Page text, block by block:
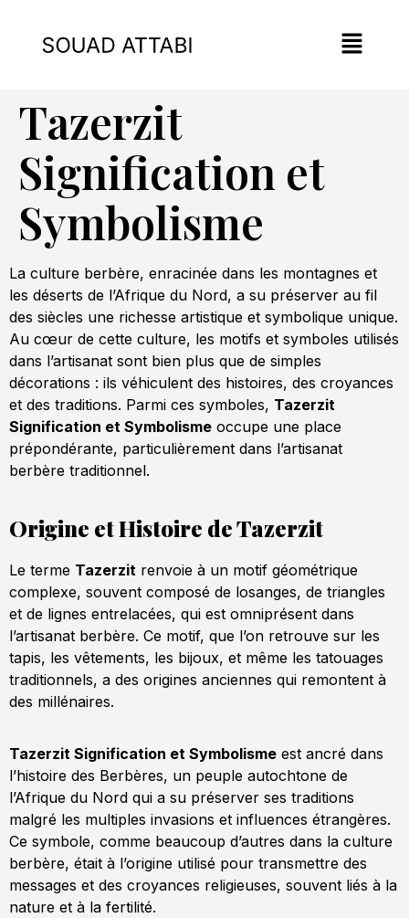
Tazerzit
Signification et
Symbolisme
La culture berbère, enracinée dans les montagnes et
les déserts de l’Afrique du Nord, a su préserver au fil
des siècles une richesse artistique et symbolique unique.
Au cœur de cette culture, les motifs et symboles utilisés
dans l’artisanat sont bien plus que de simples
décorations : ils véhiculent des histoires, des croyances
et des traditions. Parmi ces symboles, Tazerzit
Signification et Symbolisme occupe une place
prépondérante, particulièrement dans l’artisanat
berbère traditionnel.
Origine et Histoire de Tazerzit
Le terme Tazerzit renvoie à un motif géométrique
complexe, souvent composé de losanges, de triangles
et de lignes entrelacées, qui est omniprésent dans
l’artisanat berbère. Ce motif, que l’on retrouve sur les
tapis, les vêtements, les bijoux, et même les tatouages
traditionnels, a des origines anciennes qui remontent à
des millénaires.
Tazerzit Signification et Symbolisme est ancré dans
l’histoire des Berbères, un peuple autochtone de
l’Afrique du Nord qui a su préserver ses traditions
malgré les multiples invasions et influences étrangères.
Ce symbole, comme beaucoup d’autres dans la culture
berbère, était à l’origine utilisé pour transmettre des
messages et des croyances religieuses, souvent liés à la
nature et à la fertilité.